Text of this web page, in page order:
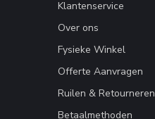
Klantenservice
Over ons
Fysieke Winkel
Offerte Aanvragen
Ruilen & Retourneren
Betaalmethoden